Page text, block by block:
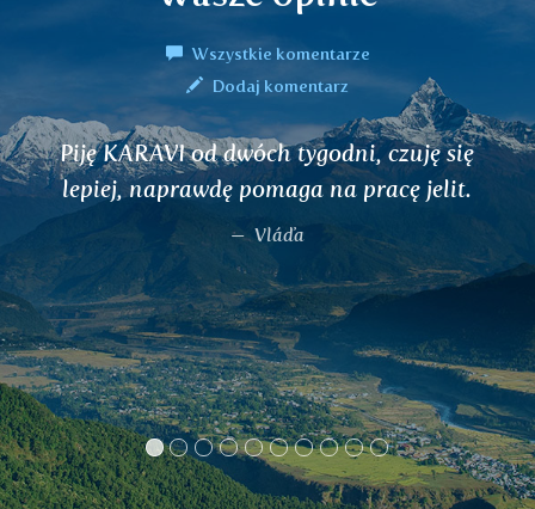
Wszystkie komentarze
Dodaj komentarz
czuję się
na pracę jelit.
Witam, od dłuższego
skurcze jelit i głośne
żaden z leków nie
tradycyjnej
herbatę
dolegliwości prawie